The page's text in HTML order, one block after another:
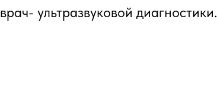
врач- ультразвуковой диагностики.